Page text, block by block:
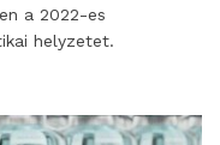
a 2022-es
helyzetet.